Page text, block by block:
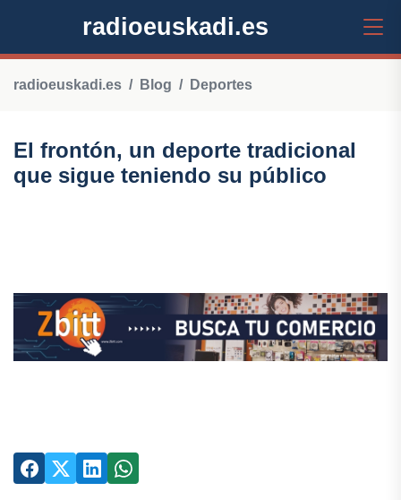
radioeuskadi.es
radioeuskadi.es Blog Deportes
El frontón, un deporte tradicional
que sigue teniendo su público